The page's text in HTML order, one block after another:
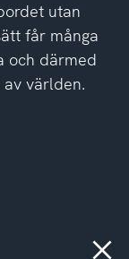
utan
får många
och därmed
världen.
Stäng